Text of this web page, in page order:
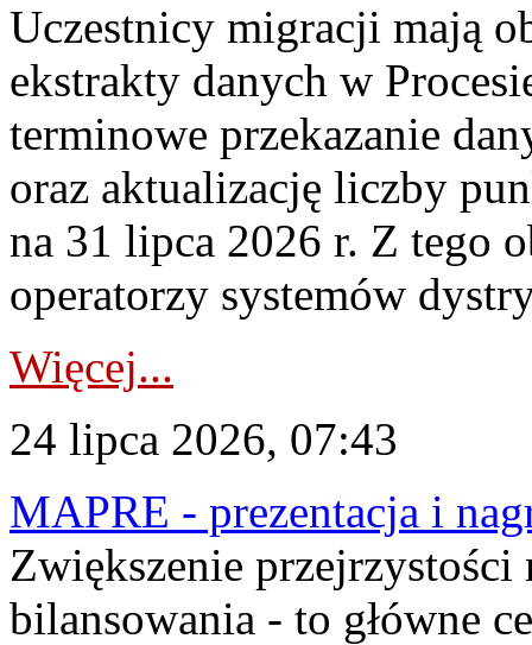
Uczestnicy migracji mają
ekstrakty danych w
terminowe przekazanie
oraz aktualizację liczby
na 31 lipca 2026 r. Z tego
operatorzy systemów
Więcej...
24 lipca 2026, 07:43
MAPRE - prezentacja i
Zwiększenie
bilansowania - to główne